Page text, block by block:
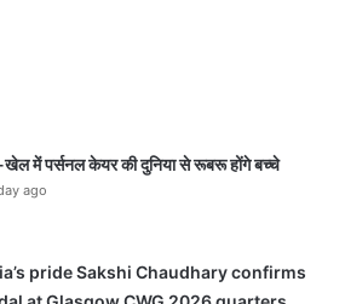
में पर्सनल केयर की दुनिया से रूबरू होंगे बच्चे
ago
pride Sakshi Chaudhary confirms